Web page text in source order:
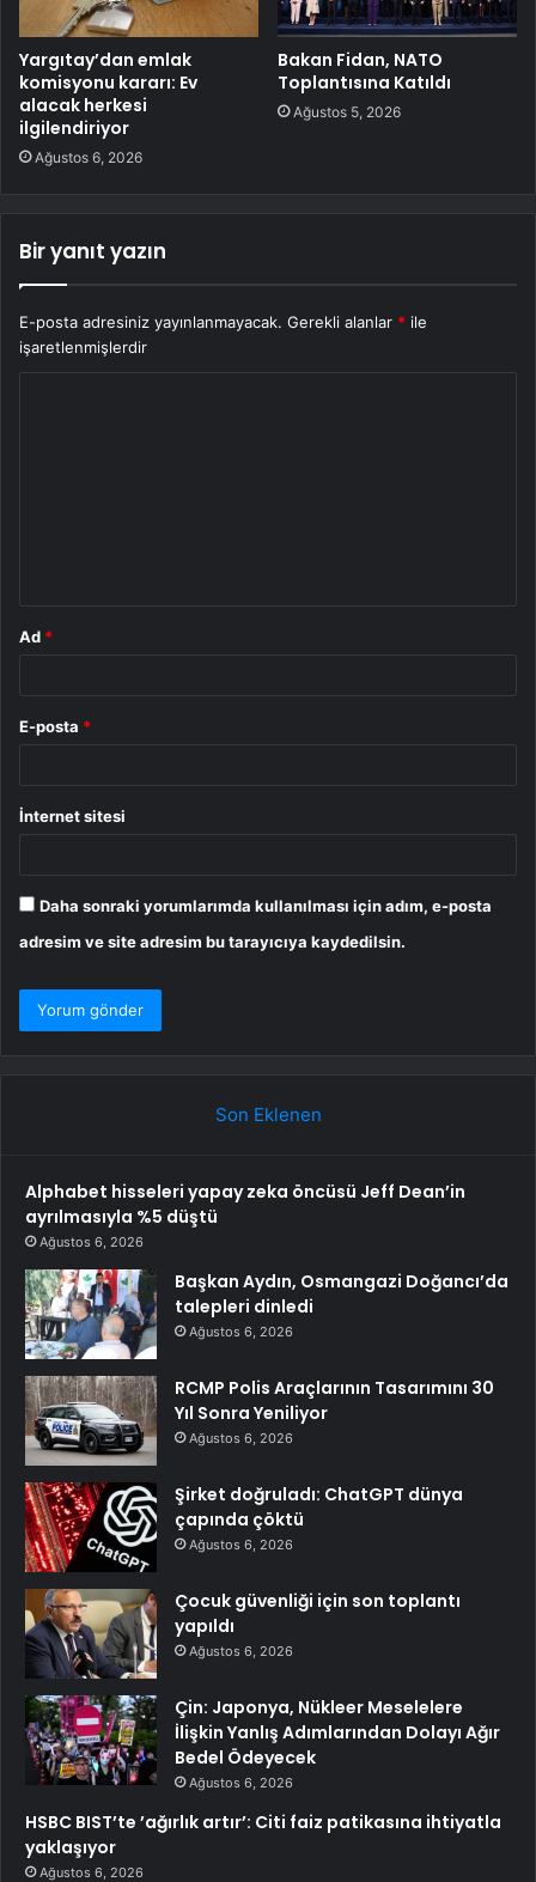
Yargıtay’dan emlak
komisyonu kararı: Ev
alacak herkesi
ilgilendiriyor
Ağustos 6, 2026
Bakan Fidan, NATO
Toplantısına Katıldı
Ağustos 5, 2026
Bir yanıt yazın
E-posta adresiniz yayınlanmayacak. Gerekli alanlar * ile
işaretlenmişlerdir
Ad *
E-posta *
İnternet sitesi
Daha sonraki yorumlarımda kullanılması için adım, e-posta
adresim ve site adresim bu tarayıcıya kaydedilsin.
Son Eklenen
Alphabet hisseleri yapay zeka öncüsü Jeff Dean’in
ayrılmasıyla %5 düştü
Ağustos 6, 2026
Başkan Aydın, Osmangazi Doğancı’da
talepleri dinledi
Ağustos 6, 2026
RCMP Polis Araçlarının Tasarımını 30
Yıl Sonra Yeniliyor
Ağustos 6, 2026
Şirket doğruladı: ChatGPT dünya
çapında çöktü
Ağustos 6, 2026
Çocuk güvenliği için son toplantı
yapıldı
Ağustos 6, 2026
Çin: Japonya, Nükleer Meselelere
İlişkin Yanlış Adımlarından Dolayı Ağır
Bedel Ödeyecek
Ağustos 6, 2026
HSBC BIST’te ’ağırlık artır’: Citi faiz patikasına ihtiyatla
yaklaşıyor
Ağustos 6, 2026